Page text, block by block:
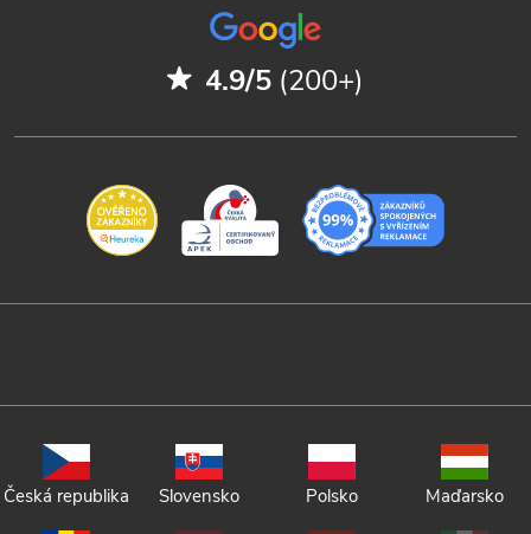
4.9/5 (200+)
Česká republika Slovensko Polsko Maďarsko